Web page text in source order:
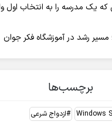
که یک مدرسه را به انتخاب اول
مسیر رشد در آموزشگاه فکر جوان
برچسب‌ها
Windows
ازدواج شرعی